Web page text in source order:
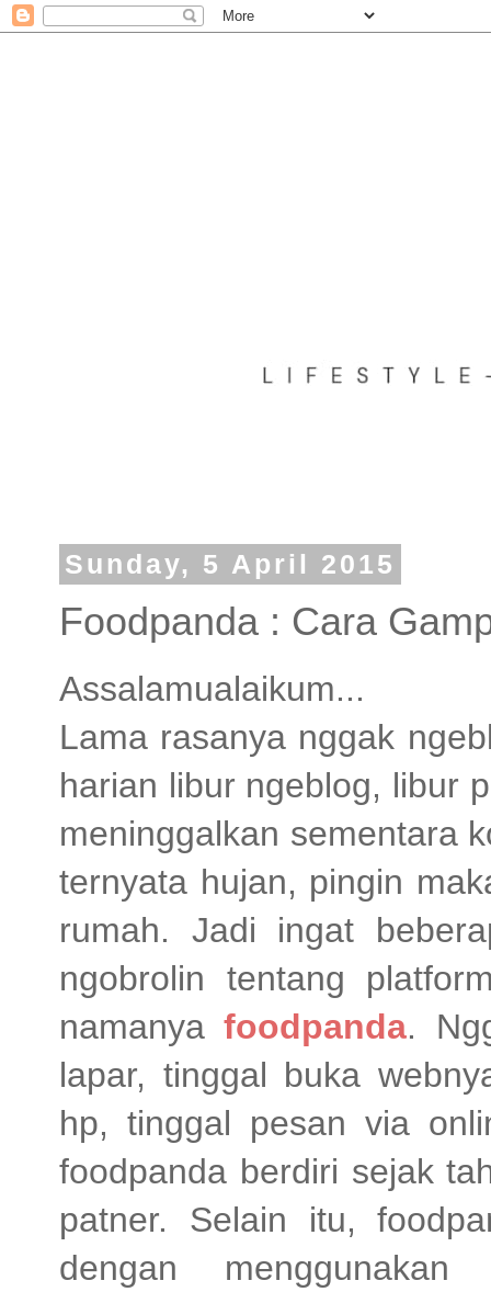
Sunday, 5 April 2015
Foodpanda : Cara
Assalamualaikum...
Lama rasanya nggak
harian libur ngeblog, libur
meninggalkan sementara
ternyata hujan, pingin
rumah. Jadi ingat
ngobrolin tentang
namanyafoodpanda.
lapar, tinggal buka
hp, tinggal pesan via
foodpanda berdiri sejak
patner. Selain itu,
dengan